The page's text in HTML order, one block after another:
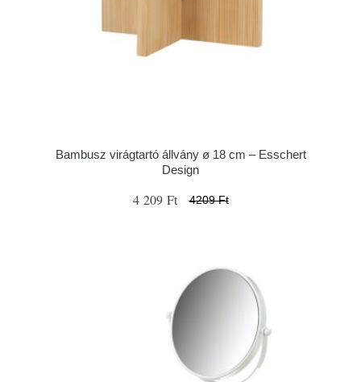
Bambusz virágtartó állvány ø 18 cm – Esschert
Design
4 209 Ft 4209 Ft